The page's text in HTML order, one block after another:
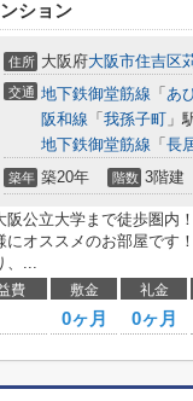
ション
住所 大阪府大阪市住吉区
交通 地下鉄御堂筋線 「 あ
阪和線 「 我孫子町 」
地下鉄御堂筋線 「 長
築年 築20年 階数 3階建
阪公立大学まで徒歩圏内
にオススメのお部屋です
、...
費 敷金 礼金
0ヶ月 0ヶ月